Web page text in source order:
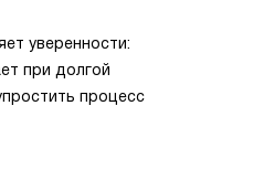
уверенности:
при долгой
процесс